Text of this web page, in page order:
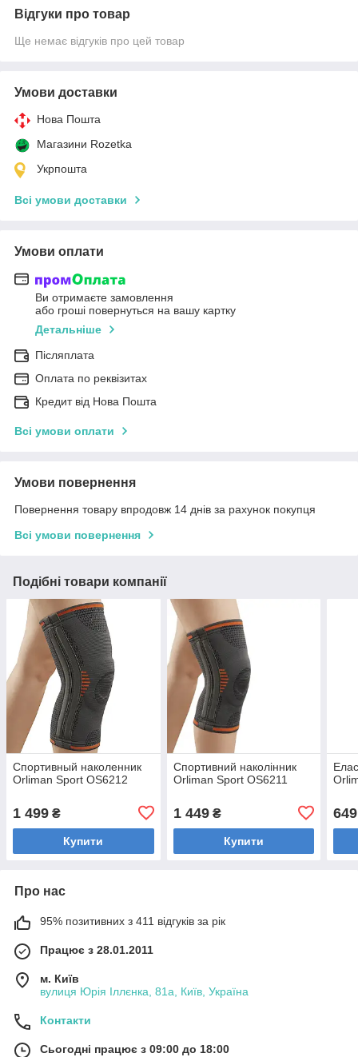
Відгуки про товар
Ще немає відгуків про цей товар
Умови доставки
Нова Пошта
Магазини Rozetka
Укрпошта
Всі умови доставки
Умови оплати
Ви отримаєте замовлення
або гроші повернуться на вашу картку
Детальніше
Післяплата
Оплата по реквізитах
Кредит від Нова Пошта
Всі умови оплати
Умови повернення
Повернення товару впродовж 14 днів за рахунок покупця
Всі умови повернення
Подібні товари компанії
Спортивный наколенник
Orliman Sport OS6212
1 499 ₴
Купити
Спортивний наколінник
Orliman Sport OS6211
1 449₴
Купити
649
Про нас
95% позитивних з 411 відгуків за рік
Працює з 28.01.2011
м. Київ
вулиця Юрія Іллєнка, 81а, Київ, Україна
Контакти
Сьогодні працює з 09:00 до 18:00